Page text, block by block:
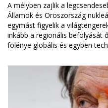
A mélyben zajlik a
Államok és Oroszország
egymást figyelik a
inkább a regionális befolyását
fölénye globális és egyben